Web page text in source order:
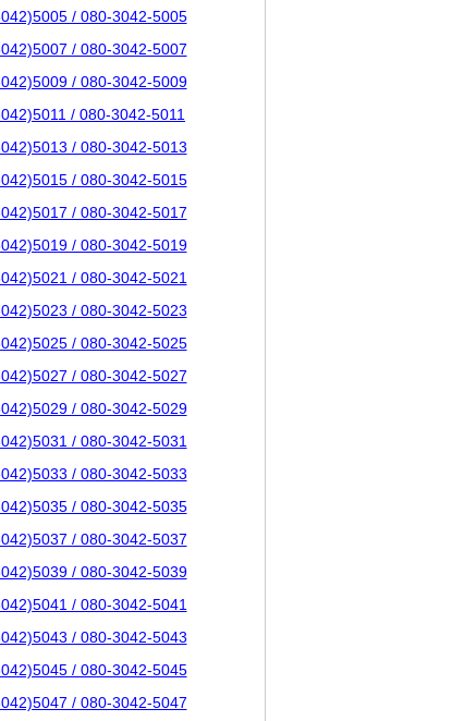
/ 080-3042-5005
/ 080-3042-5007
/ 080-3042-5009
/ 080-3042-5011
/ 080-3042-5013
/ 080-3042-5015
/ 080-3042-5017
/ 080-3042-5019
/ 080-3042-5021
/ 080-3042-5023
/ 080-3042-5025
/ 080-3042-5027
/ 080-3042-5029
/ 080-3042-5031
/ 080-3042-5033
/ 080-3042-5035
/ 080-3042-5037
/ 080-3042-5039
/ 080-3042-5041
/ 080-3042-5043
/ 080-3042-5045
/ 080-3042-5047